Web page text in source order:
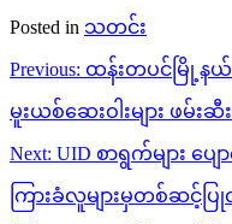
Posted in သတင်း
Post
navigation
Previous: ထန်းတပင်မြို့နယ်
မူးယစ်ဆေးဝါးများ ဖမ်းဆီ
Next: UID စာရွက်များ ပျေ
ကြားခံလူများမှတစ်ဆင့်